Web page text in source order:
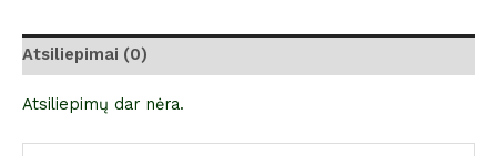
Atsiliepimai (0)
Atsiliepimų dar nėra.